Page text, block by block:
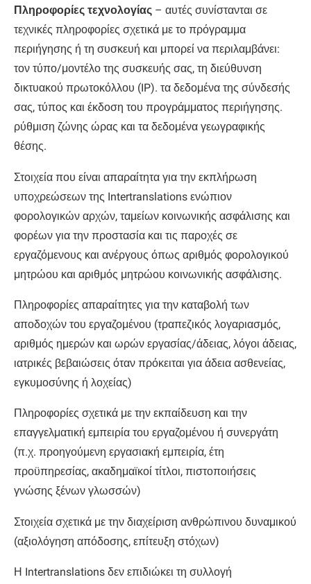
Πληροφορίες τεχνολογίας – αυτές συνίστανται σε
τεχνικές πληροφορίες σχετικά με το πρόγραμμα
περιήγησης ή τη συσκευή και μπορεί να περιλαμβάνει:
τον τύπο/μοντέλο της συσκευής σας, τη διεύθυνση
δικτυακού πρωτοκόλλου (IP). τα δεδομένα της σύνδεσής
σας, τύπος και έκδοση του προγράμματος περιήγησης.
ρύθμιση ζώνης ώρας και τα δεδομένα γεωγραφικής
θέσης.
Στοιχεία που είναι απαραίτητα για την εκπλήρωση
υποχρεώσεων της Intertranslations ενώπιον
φορολογικών αρχών, ταμείων κοινωνικής ασφάλισης και
φορέων για την προστασία και τις παροχές σε
εργαζόμενους και ανέργους όπως αριθμός φορολογικού
μητρώου και αριθμός μητρώου κοινωνικής ασφάλισης.
Πληροφορίες απαραίτητες για την καταβολή των
αποδοχών του εργαζομένου (τραπεζικός λογαριασμός,
αριθμός ημερών και ωρών εργασίας/άδειας, λόγοι άδειας,
ιατρικές βεβαιώσεις όταν πρόκειται για άδεια ασθενείας,
εγκυμοσύνης ή λοχείας)
Πληροφορίες σχετικά με την εκπαίδευση και την
επαγγελματική εμπειρία του εργαζομένου ή συνεργάτη
(π.χ. προηγούμενη εργασιακή εμπειρία, έτη
προϋπηρεσίας, ακαδημαϊκοί τίτλοι, πιστοποιήσεις
γνώσης ξένων γλωσσών)
Στοιχεία σχετικά με την διαχείριση ανθρώπινου δυναμικού
(αξιολόγηση απόδοσης, επίτευξη στόχων)
Η Intertranslations δεν επιδιώκει τη συλλογή